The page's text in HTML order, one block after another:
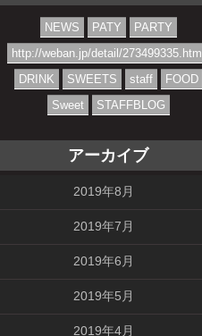
NEWS PATY
PARTY
http://weban.jp/detail/273499335.html
DRINK
SWEETS staff
FOOD
Sweet
STAFFBLOG
アーカイブ
2019年8月
2019年7月
2019年6月
2019年5月
2019年4月